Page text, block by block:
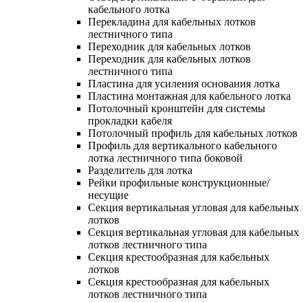
кабельного лотка
Перекладина для кабельных лотков
лестничного типа
Переходник для кабельных лотков
Переходник для кабельных лотков
лестничного типа
Пластина для усиления основания лотка
Пластина монтажная для кабельного лотка
Потолочный кронштейн для системы
прокладки кабеля
Потолочный профиль для кабельных лотков
Профиль для вертикального кабельного
лотка лестничного типа боковой
Разделитель для лотка
Рейки профильные конструкционные/
несущие
Секция вертикальная угловая для кабельных
лотков
Секция вертикальная угловая для кабельных
лотков лестничного типа
Секция крестообразная для кабельных
лотков
Секция крестообразная для кабельных
лотков лестничного типа